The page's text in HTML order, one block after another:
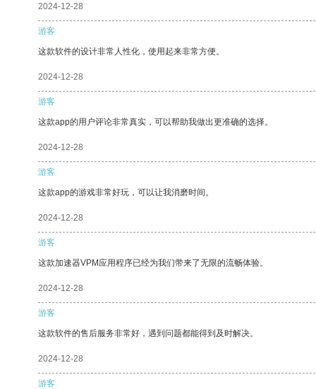
2024-12-28
游客
这款软件的设计非常人性化，使用起来非常方便。
2024-12-28
游客
这款app的用户评论非常真实，可以帮助我做出更准确的选择。
2024-12-28
游客
这款app的游戏非常好玩，可以让我消磨时间。
2024-12-28
游客
这款加速器VPM应用程序已经为我们带来了无限的流畅体验。
2024-12-28
游客
这款软件的售后服务非常好，遇到问题都能得到及时解决。
2024-12-28
游客